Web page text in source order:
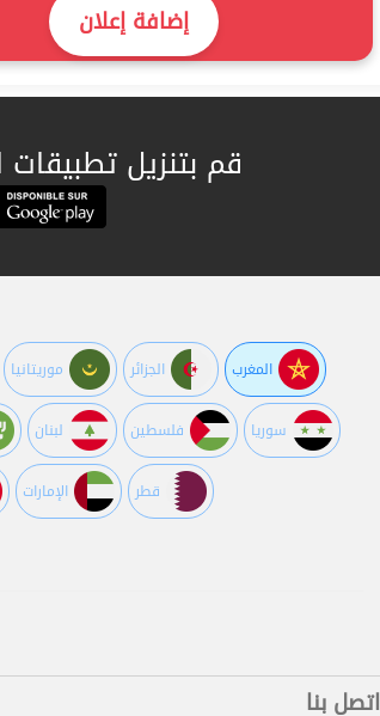
إضافة إعلان
قم بتنزيل تطبيقات
المغرب الجزائر موريتانيا
سوريا فلسطين لبنان
قطر اﻹمارات
اتصل بنا